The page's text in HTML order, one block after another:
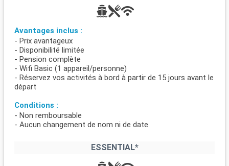
Avantages inclus :
- Prix avantageux
- Disponibilité limitée
- Pension complète
- Wifi Basic (1 appareil/personne)
- Réservez vos activités à bord à partir de 15 jours avant le
départ
Conditions :
- Non remboursable
- Aucun changement de nom ni de date
ESSENTIAL*